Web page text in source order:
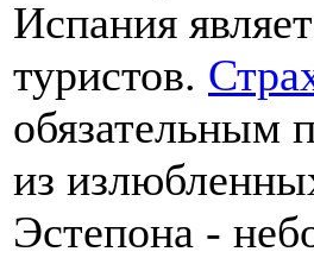
Испания
туристов.
обязательным
из
Эстепона -